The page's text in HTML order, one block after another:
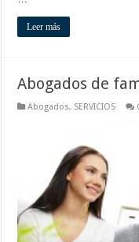
Leer más
Abogados de
Abogados, SERVICIOS